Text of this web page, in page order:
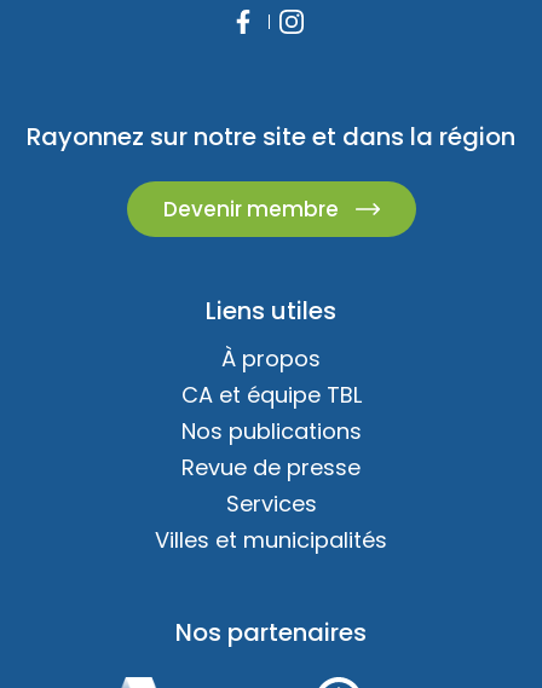
Rayonnez sur notre site et dans la région
Devenir membre
Liens utiles
À propos
CA et équipe TBL
Nos publications
Revue de presse
Services
Villes et municipalités
Nos partenaires